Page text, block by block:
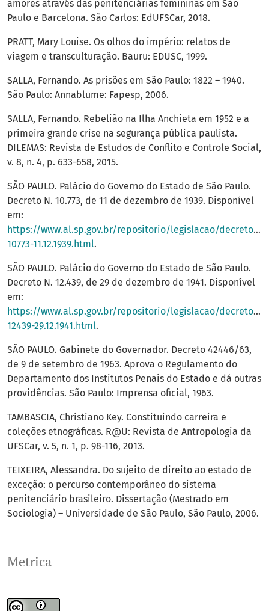
Metrica
amores através das penitenciárias femininas em São
Paulo e Barcelona. São Carlos: EdUFSCar, 2018.
PRATT, Mary Louise. Os olhos do império: relatos de
viagem e transculturação. Bauru: EDUSC, 1999.
SALLA, Fernando. As prisões em São Paulo: 1822 – 1940.
São Paulo: Annablume: Fapesp, 2006.
SALLA, Fernando. Rebelião na Ilha Anchieta em 1952 e a
primeira grande crise na segurança pública paulista.
DILEMAS: Revista de Estudos de Conflito e Controle Social,
v. 8, n. 4, p. 633-658, 2015.
SÃO PAULO. Palácio do Governo do Estado de São Paulo.
Decreto N. 10.773, de 11 de dezembro de 1939. Disponível
em:
https://www.al.sp.gov.br/repositorio/legislacao/decreto/
10773-11.12.1939.html.
SÃO PAULO. Palácio do Governo do Estado de São Paulo.
Decreto N. 12.439, de 29 de dezembro de 1941. Disponível
em:
https://www.al.sp.gov.br/repositorio/legislacao/
12439-29.12.1941.html.
SÃO PAULO. Gabinete do Governador. Decreto 42446/63,
de 9 de setembro de 1963. Aprova o Regulamento do
Departamento dos Institutos Penais do Estado e dá outras
providências. São Paulo: Imprensa oficial, 1963.
TAMBASCIA, Christiano Key. Constituindo carreira e
coleções etnográficas. R@U: Revista de Antropologia da
UFSCar, v. 5, n. 1, p. 98-116, 2013.
TEIXEIRA, Alessandra. Do sujeito de direito ao estado de
exceção: o percurso contemporâneo do sistema
penitenciário brasileiro. Dissertação (Mestrado em
Sociologia) – Universidade de São Paulo, São Paulo, 2006.